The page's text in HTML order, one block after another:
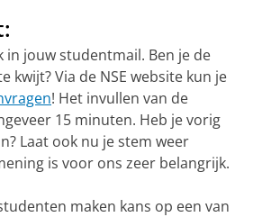
in jouw studentmail. Ben je de
kwijt? Via de NSE website kun je
! Het invullen van de
15 minuten. Heb je vorig
Laat ook nu je stem weer
is voor ons zeer belangrijk.
maken kans op een van